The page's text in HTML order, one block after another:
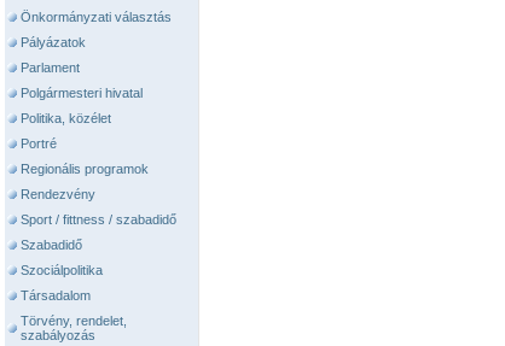
Önkormányzati választás
Pályázatok
Parlament
Polgármesteri hivatal
Politika, közélet
Portré
Regionális programok
Rendezvény
Sport / fittness / szabadidő
Szabadidő
Szociálpolitika
Társadalom
Törvény, rendelet,
szabályozás